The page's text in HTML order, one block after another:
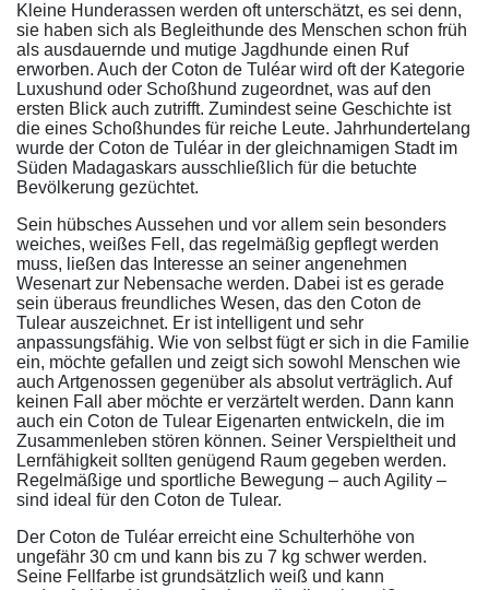
Kleine Hunderassen werden oft unterschätzt, es sei denn,
sie haben sich als Begleithunde des Menschen schon früh
als ausdauernde und mutige Jagdhunde einen Ruf
erworben. Auch der Coton de Tuléar wird oft der Kategorie
Luxushund oder Schoßhund zugeordnet, was auf den
ersten Blick auch zutrifft. Zumindest seine Geschichte ist
die eines Schoßhundes für reiche Leute. Jahrhundertelang
wurde der Coton de Tuléar in der gleichnamigen Stadt im
Süden Madagaskars ausschließlich für die betuchte
Bevölkerung gezüchtet.
Sein hübsches Aussehen und vor allem sein besonders
weiches, weißes Fell, das regelmäßig gepflegt werden
muss, ließen das Interesse an seiner angenehmen
Wesenart zur Nebensache werden. Dabei ist es gerade
sein überaus freundliches Wesen, das den Coton de
Tulear auszeichnet. Er ist intelligent und sehr
anpassungsfähig. Wie von selbst fügt er sich in die Familie
ein, möchte gefallen und zeigt sich sowohl Menschen wie
auch Artgenossen gegenüber als absolut verträglich. Auf
keinen Fall aber möchte er verzärtelt werden. Dann kann
auch ein Coton de Tulear Eigenarten entwickeln, die im
Zusammenleben stören können. Seiner Verspieltheit und
Lernfähigkeit sollten genügend Raum gegeben werden.
Regelmäßige und sportliche Bewegung – auch Agility –
sind ideal für den Coton de Tulear.
Der Coton de Tuléar erreicht eine Schulterhöhe von
ungefähr 30 cm und kann bis zu 7 kg schwer werden.
Seine Fellfarbe ist grundsätzlich weiß und kann